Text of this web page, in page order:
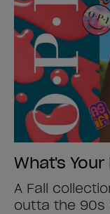
What's
A Fall
outta the 90s